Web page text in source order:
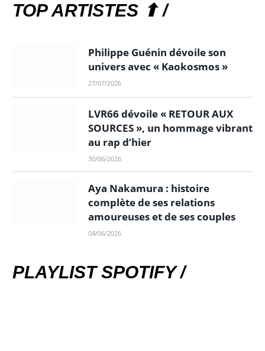
TOP ARTISTES ⬆ /
Philippe Guénin dévoile son
univers avec « Kaokosmos »
27/07/2026
LVR66 dévoile « RETOUR AUX
SOURCES », un hommage vibrant
au rap d’hier
30/06/2026
Aya Nakamura : histoire
complète de ses relations
amoureuses et de ses couples
04/06/2026
PLAYLIST SPOTIFY /